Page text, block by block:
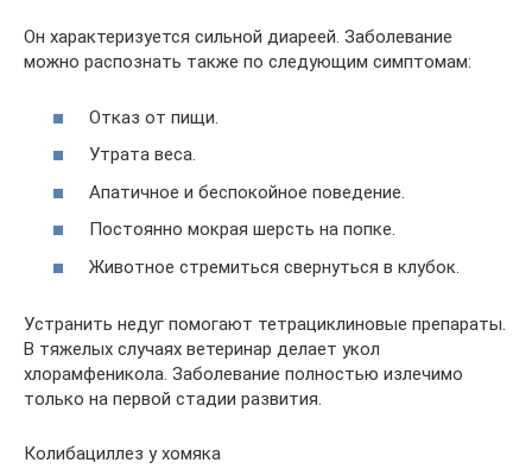
Он характеризуется сильной диареей. Заболевание
можно распознать также по следующим симптомам:
Отказ от пищи.
Утрата веса.
Апатичное и беспокойное поведение.
Постоянно мокрая шерсть на попке.
Животное стремиться свернуться в клубок.
Устранить недуг помогают тетрациклиновые препараты.
В тяжелых случаях ветеринар делает укол
хлорамфеникола. Заболевание полностью излечимо
только на первой стадии развития.
Колибациллез у хомяка